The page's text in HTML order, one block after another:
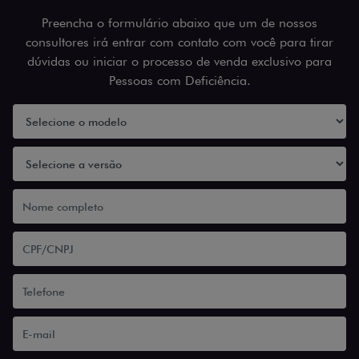
Preencha o formulário abaixo que um de nossos
consultores irá entrar com contato com você para tirar
dúvidas ou iniciar o processo de venda exclusivo para
Pessoas com Deficiência.